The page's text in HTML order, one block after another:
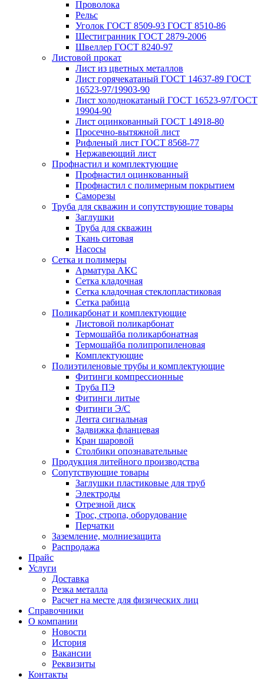
Проволока
Рельс
Уголок ГОСТ 8509-93 ГОСТ 8510-86
Шестигранник ГОСТ 2879-2006
Швеллер ГОСТ 8240-97
Листовой прокат
Лист из цветных металлов
Лист горячекатаный ГОСТ 14637-89 ГОСТ
16523-97/19903-90
Лист холоднокатаный ГОСТ 16523-97/ГОСТ
19904-90
Лист оцинкованный ГОСТ 14918-80
Просечно-вытяжной лист
Рифленый лист ГОСТ 8568-77
Нержавеющий лист
Профнастил и комплектующие
Профнастил оцинкованный
Профнастил с полимерным покрытием
Саморезы
Труба для скважин и сопутствующие товары
Заглушки
Труба для скважин
Ткань ситовая
Насосы
Сетка и полимеры
Арматура АКС
Сетка кладочная
Сетка кладочная стеклопластиковая
Сетка рабица
Поликарбонат и комплектующие
Листовой поликарбонат
Термошайба поликарбонатная
Термошайба полипропиленовая
Комплектующие
Полиэтиленовые трубы и комплектующие
Фитинги компрессионные
Труба ПЭ
Фитинги литые
Фитинги Э/С
Лента сигнальная
Задвижка фланцевая
Кран шаровой
Столбики опознавательные
Продукция литейного производства
Сопутствующие товары
Заглушки пластиковые для труб
Электроды
Отрезной диск
Трос, стропа, оборудование
Перчатки
Заземление, молниезащита
Распродажа
Прайс
Услуги
Доставка
Резка металла
Расчет на месте для физических лиц
Справочники
О компании
Новости
История
Вакансии
Реквизиты
Контакты